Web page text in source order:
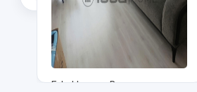
Eda Hanım - Bursa